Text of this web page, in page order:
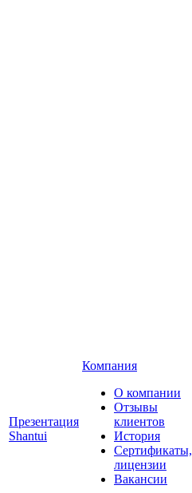
Презентация
Shantui
Компания
О компании
Отзывы
клиентов
История
Сертификаты,
лицензии
Вакансии